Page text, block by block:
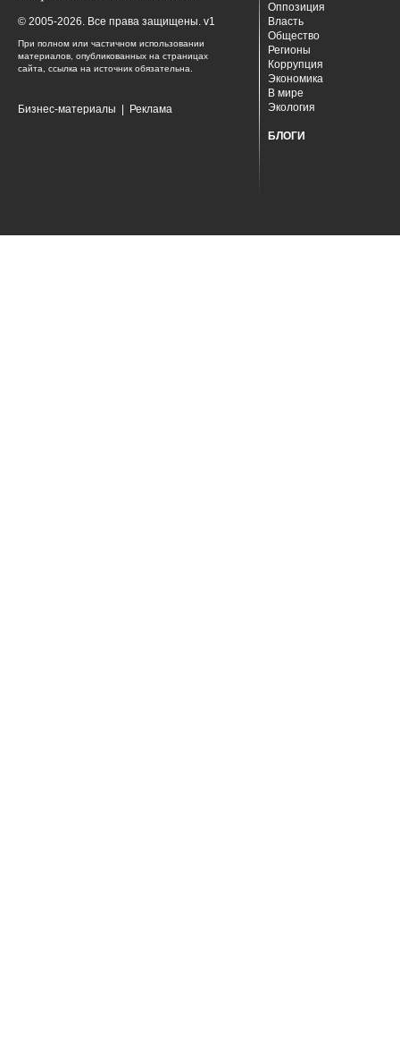
© 2005-2026. Все права защищены. v1
При полном или частичном использовании
материалов, опубликованных на страницах
сайта, ссылка на источник обязательна.
Бизнес-материалы Реклама
Оппозиция
Власть
Общество
Регионы
Коррупция
Экономика
В мире
Экология
БЛОГИ